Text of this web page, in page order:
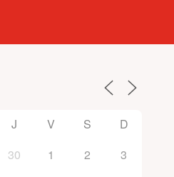
J V S
D
30 1 2 3